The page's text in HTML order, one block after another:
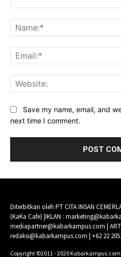
Save my name, email, and
next time I comment.
Diterbitkan oleh PT CITA INSAN
(KaKa Cafe) |IKLAN :
mediapartner@kabarkampus.com |
redaksi@kabarkampus.com | +62 22
Copyright ©2011 - 2020 Kabarkampus.com